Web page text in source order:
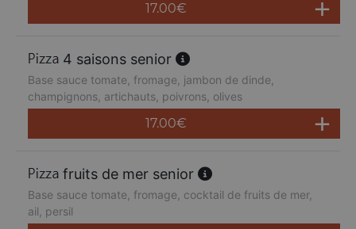
17.00€
4 saisons senior
Base sauce tomate, fromage, jambon de dinde,
champignons, artichauts, poivrons, olives
17.00€
fruits de mer senior
Base sauce tomate, fromage, cocktail de fruits de mer,
ail, persil